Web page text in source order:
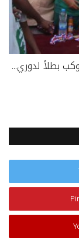
بطلاً لدوري...